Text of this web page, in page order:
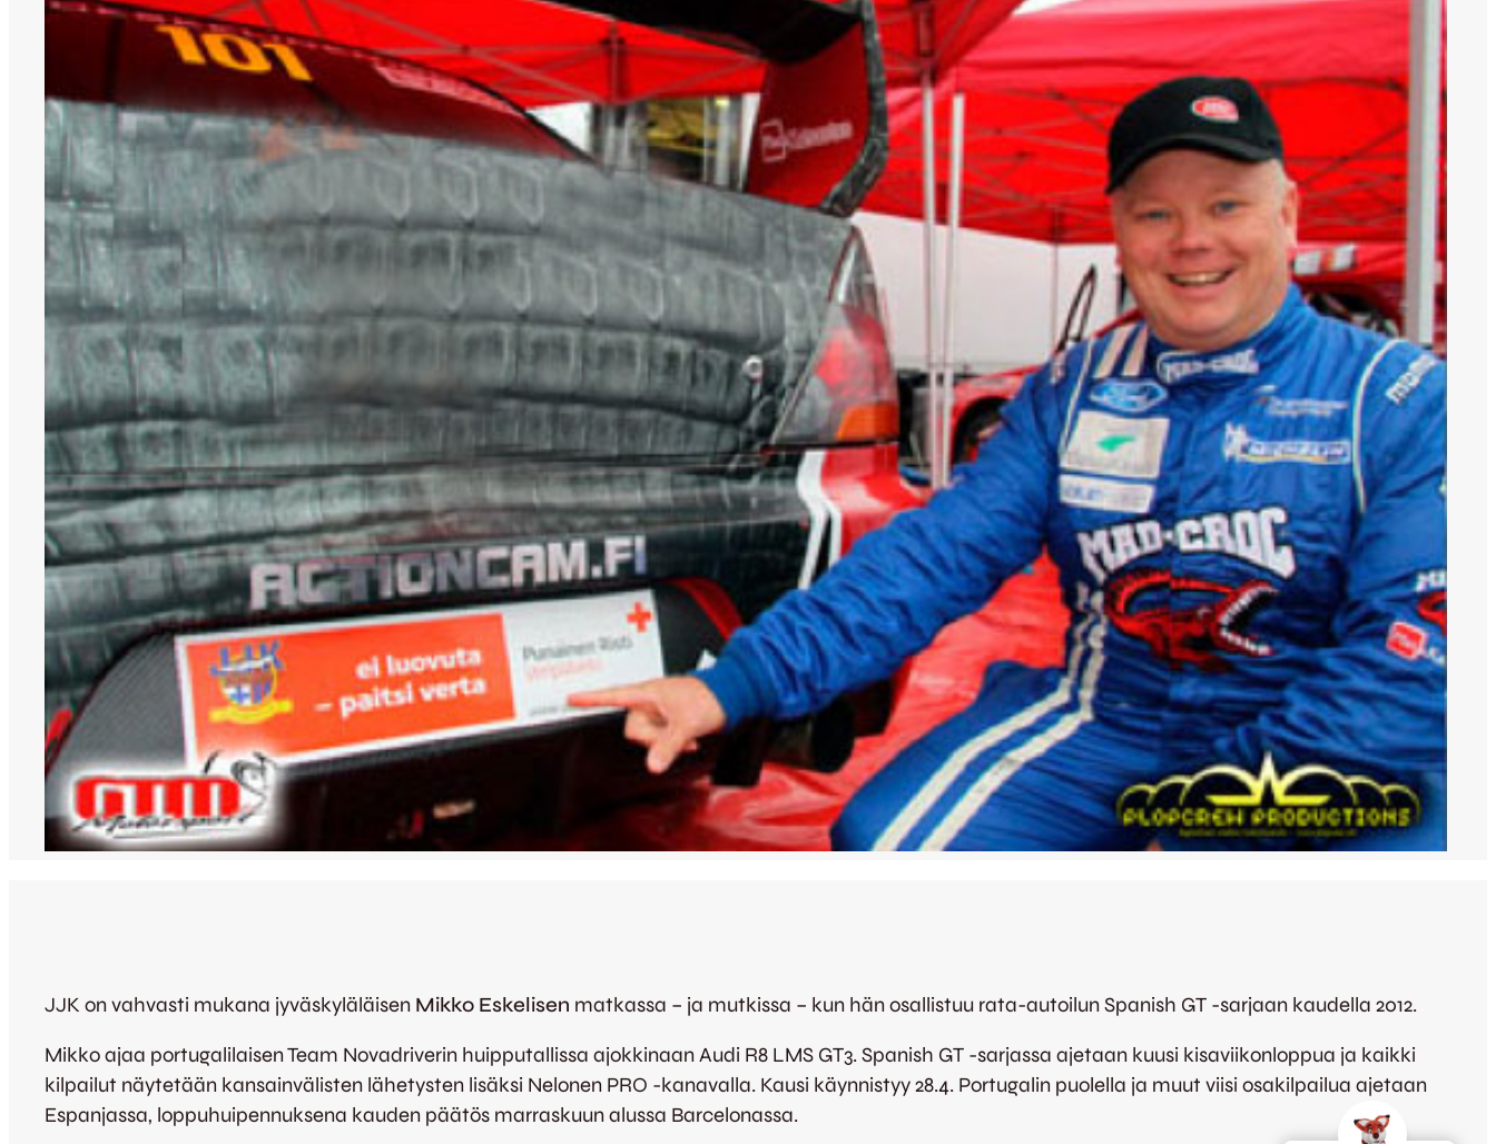
JJK on vahvasti mukana jyväskyläläisen Mikko Eskelisen matkassa – ja mutkissa – kun hän osallistuu rata-autoilun Spanish GT -sarjaan kaudella 2012.
Mikko ajaa portugalilaisen Team Novadriverin huipputallissa ajokkinaan Audi R8 LMS GT3. Spanish GT -sarjassa ajetaan kuusi kisaviikonloppua ja kaikki
kilpailut näytetään kansainvälisten lähetysten lisäksi Nelonen PRO -kanavalla. Kausi käynnistyy 28.4. Portugalin puolella ja muut viisi osakilpailua ajetaan
Espanjassa, loppuhuipennuksena kauden päätös marraskuun alussa Barcelonassa.